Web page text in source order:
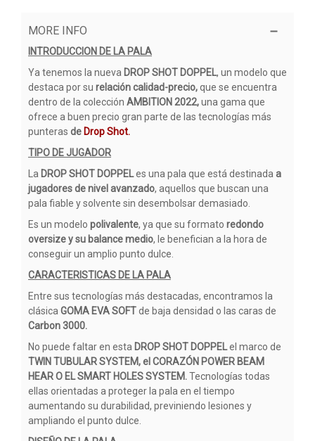
MORE INFO
INTRODUCCION DE LA PALA
Ya tenemos la nueva DROP SHOT DOPPEL, un modelo que
destaca por su relación calidad-precio,que se encuentra
dentro de la colección AMBITION 2022,una gama que
ofrece a buen precio gran parte de las tecnologías más
punteras deDrop Shot.
TIPO DE JUGADOR
La DROP SHOT DOPPELes una pala que está destinada a
jugadores de nivel avanzado, aquellos que buscan una
pala fiable y solvente sin desembolsar demasiado.
Es un modelo polivalente, ya que su formato redondo
oversize y su balance medio, le benefician a la hora de
conseguir un amplio punto dulce.
CARACTERISTICAS DE LA PALA
Entre sus tecnologías más destacadas, encontramos la
clásica GOMA EVA SOFTde baja densidad o las caras de
Carbon 3000.
No puede faltar en esta DROP SHOT DOPPELel marco de
TWIN TUBULAR SYSTEM, el CORAZÓN POWER BEAM
HEAR O EL SMART HOLES SYSTEM.Tecnologías todas
ellas orientadas a proteger la pala en el tiempo
aumentando su durabilidad, previniendo lesiones y
ampliando el punto dulce.